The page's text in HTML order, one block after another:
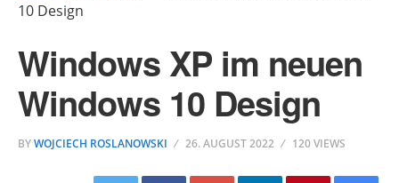
10 Design
Windows XP im neuen
Windows 10 Design
BYWOJCIECH ROSLANOWSKI 26. AUGUST 2022 120 VIEWS